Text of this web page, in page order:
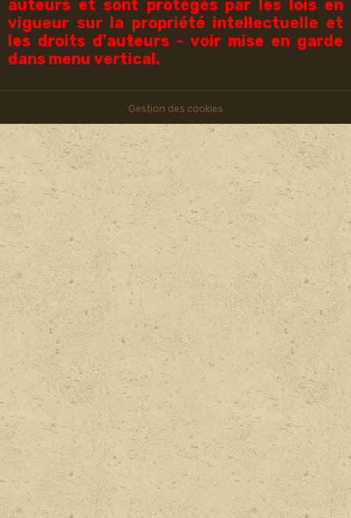
auteurs et sont protégés par les lois en
vigueur sur la propriété intellectuelle et
les droits d'auteurs - voir mise en garde
dans menu vertical.
Gestion des cookies